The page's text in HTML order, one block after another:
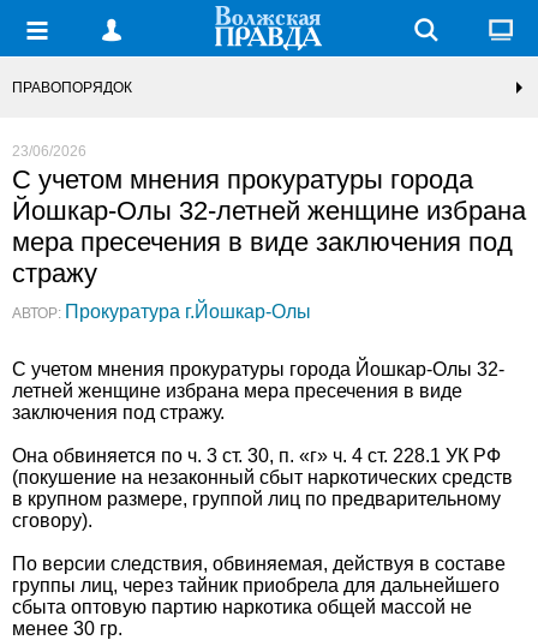
ПРАВОПОРЯДОК
23/06/2026
С учетом мнения прокуратуры города
Йошкар-Олы 32-летней женщине избрана
мера пресечения в виде заключения под
стражу
АВТОР: Прокуратура г.Йошкар-Олы
С учетом мнения прокуратуры города Йошкар-Олы 32-
летней женщине избрана мера пресечения в виде
заключения под стражу.
Она обвиняется по ч. 3 ст. 30, п. «г» ч. 4 ст. 228.1 УК РФ
(покушение на незаконный сбыт наркотических средств
в крупном размере, группой лиц по предварительному
сговору).
По версии следствия, обвиняемая, действуя в составе
группы лиц, через тайник приобрела для дальнейшего
сбыта оптовую партию наркотика общей массой не
менее 30 гр.